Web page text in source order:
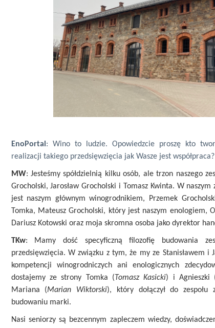
EnoPortal: Wino to ludzie. Opowiedzcie proszę kto
realizacji takiego przedsięwzięcia jak Wasze jest współpraca?
MW: Jesteśmy spółdzielnią kilku osób, ale trzon naszego
Grocholski, Jarosław Grocholski i Tomasz Kwinta. W
jest naszym głównym winogrodnikiem, Przemek
Tomka, Mateusz Grocholski, który jest naszym enologiem,
Dariusz Kotowski oraz moja skromna osoba jako dyrektor
TKw: Mamy dość specyficzną filozofię budowania
przedsięwzięcia. W związku z tym, że my ze Stanisławem i
kompetencji winogrodniczych ani enologicznych
dostajemy ze strony Tomka (Tomasz Kasicki) i Agnieszki
Mariana (Marian Wiktorski), który dołączył do
budowaniu marki.
Nasi seniorzy są bezcennym zapleczem wiedzy,